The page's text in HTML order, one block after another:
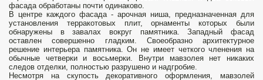
фасада обработаны почти одинаково.
В центре каждого фасада - арочная ниша, предназначенная для
установления терракотовых плит, орнаменты которых были
обнаружены в завалах вокруг памятника. Западный фасад
оставлен совершенно гладким. Своеобразно архитектурное
решение интерьера памятника. Он не имеет четкого членения на
обычные четверки и восьмерки. Внутри мавзолея нет никаких
следов отделки, полностью разрушено и надгробие.
Несмотря на скупость декоративного оформления, мавзолей